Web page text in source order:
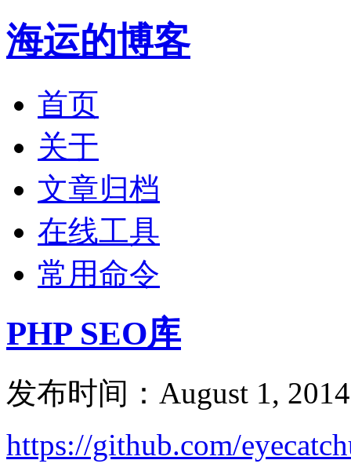
海运的博客
首页
关于
文章归档
在线工具
常用命令
PHP SEO库
发布时间：August 1,
https://github.com/